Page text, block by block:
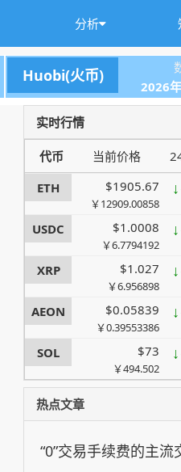
分析
Huobi(火币)
2026
实时行情
代币 当前价格
GRVT
￥2.0247486
↑
BTC
ETH $1905.67
￥12909.00858
↓
USDC $1.0008 ↓
XRP $1.027 ↓
AEON $0.05839 ↓
SOL $73 ↓
XSNDK $1274.15
￥8631.0921
↑
ADA
￥1.3771542
DOGE $0.06938
￥0.46998012
↓
热点文章
“0”交易手续费的主